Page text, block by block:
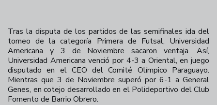
Tras la disputa de los partidos de las semifinales ida del
torneo de la categoría Primera de Futsal, Universidad
Americana y 3 de Noviembre sacaron ventaja. Así,
Universidad Americana venció por 4-3 a Oriental, en juego
disputado en el CEO del Comité Olímpico Paraguayo.
Mientras que 3 de Noviembre superó por 6-1 a General
Genes, en cotejo desarrollado en el Polideportivo del Club
Fomento de Barrio Obrero.